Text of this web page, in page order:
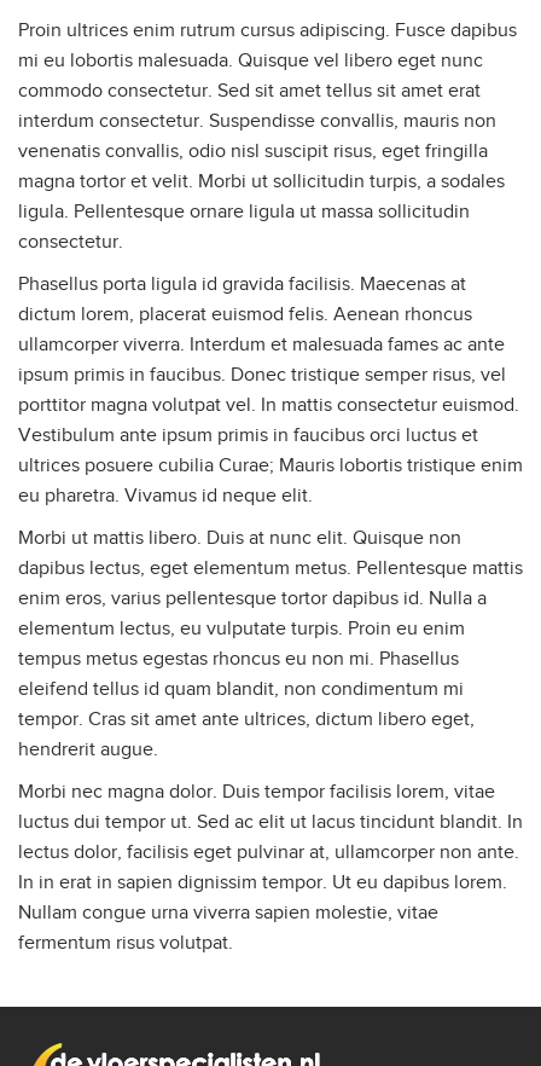
Proin ultrices enim rutrum cursus adipiscing. Fusce dapibus
mi eu lobortis malesuada. Quisque vel libero eget nunc
commodo consectetur. Sed sit amet tellus sit amet erat
interdum consectetur. Suspendisse convallis, mauris non
venenatis convallis, odio nisl suscipit risus, eget fringilla
magna tortor et velit. Morbi ut sollicitudin turpis, a sodales
ligula. Pellentesque ornare ligula ut massa sollicitudin
consectetur.
Phasellus porta ligula id gravida facilisis. Maecenas at
dictum lorem, placerat euismod felis. Aenean rhoncus
ullamcorper viverra. Interdum et malesuada fames ac ante
ipsum primis in faucibus. Donec tristique semper risus, vel
porttitor magna volutpat vel. In mattis consectetur euismod.
Vestibulum ante ipsum primis in faucibus orci luctus et
ultrices posuere cubilia Curae; Mauris lobortis tristique enim
eu pharetra. Vivamus id neque elit.
Morbi ut mattis libero. Duis at nunc elit. Quisque non
dapibus lectus, eget elementum metus. Pellentesque mattis
enim eros, varius pellentesque tortor dapibus id. Nulla a
elementum lectus, eu vulputate turpis. Proin eu enim
tempus metus egestas rhoncus eu non mi. Phasellus
eleifend tellus id quam blandit, non condimentum mi
tempor. Cras sit amet ante ultrices, dictum libero eget,
hendrerit augue.
Morbi nec magna dolor. Duis tempor facilisis lorem, vitae
luctus dui tempor ut. Sed ac elit ut lacus tincidunt blandit. In
lectus dolor, facilisis eget pulvinar at, ullamcorper non ante.
In in erat in sapien dignissim tempor. Ut eu dapibus lorem.
Nullam congue urna viverra sapien molestie, vitae
fermentum risus volutpat.